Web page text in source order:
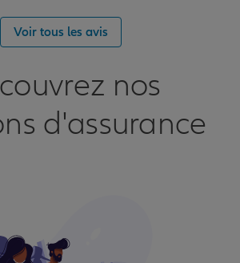
Voir tous les avis
nos
d'assurance